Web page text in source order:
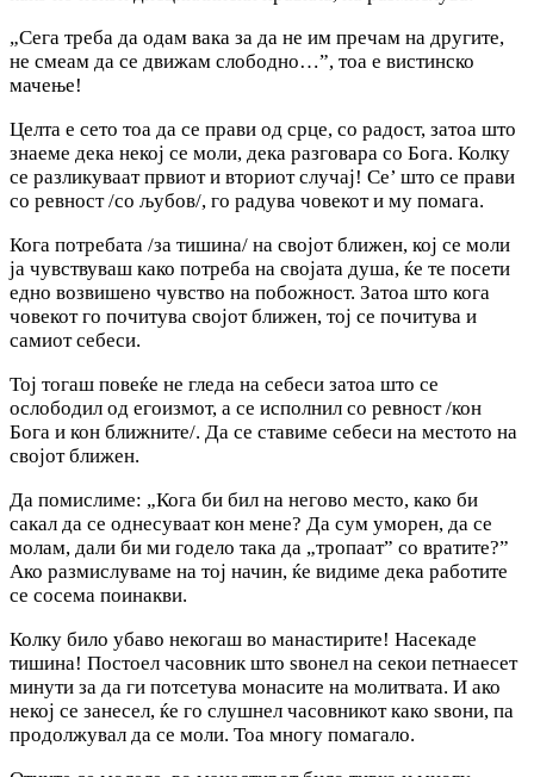
„Сега треба да одам вака за да не им пречам на другите,
не смеам да се движам слободно…”, тоа е вистинско
мачење!
Целта е сето тоа да се прави од срце, co радост, затоа што
знаеме дека некој се моли, дека разговара co Бога. Колку
се разликуваат првиот и вториот случај! Се’ што се прави
co ревност /со љубов/, го радува човекот и му помага.
Кога потребата /за тишина/ на својот ближен, кој се моли
ја чувствуваш како потреба на својата душа, ќе те посети
едно возвишено чувство на побожност. Затоа што кога
човекот го почитува својот ближен, тој се почитува и
самиот себеси.
Тој тогаш повеќе не гледа на себеси затоа што се
ослободил од егоизмот, a ce исполнил co ревност /кон
Бога и кон ближните/. Да се ставиме себеси на местото на
својот ближен.
Да помислиме: „Кога би бил на негово место, како би
сакал да се однесуваат кон мене? Да сум уморен, да се
молам, дали би ми годело така да „тропаат” co вратите?”
Ако размислуваме на тој начин, ќе видиме дека работите
се сосема поинакви.
Колку било убаво некогаш во манастирите! Насекаде
тишина! Постоел часовник што ѕвонел на секои петнаесет
минути за да ги потсетува монасите на молитвата. И ако
некој се занесел, ќе го слушнел часовникот како ѕвони, па
продолжувал да се моли. Тоа многу помагало.